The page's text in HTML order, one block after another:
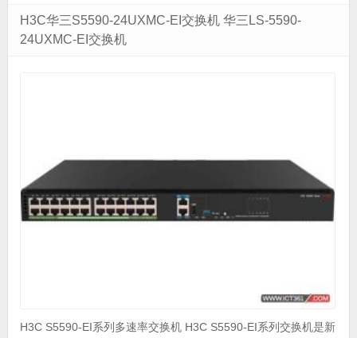
H3C华三S5590-24UXMC-EI交换机 华三LS-5590-
24UXMC-EI交换机
H3C S5590-EI系列多速率交换机 H3C S5590-EI系列交换机是新